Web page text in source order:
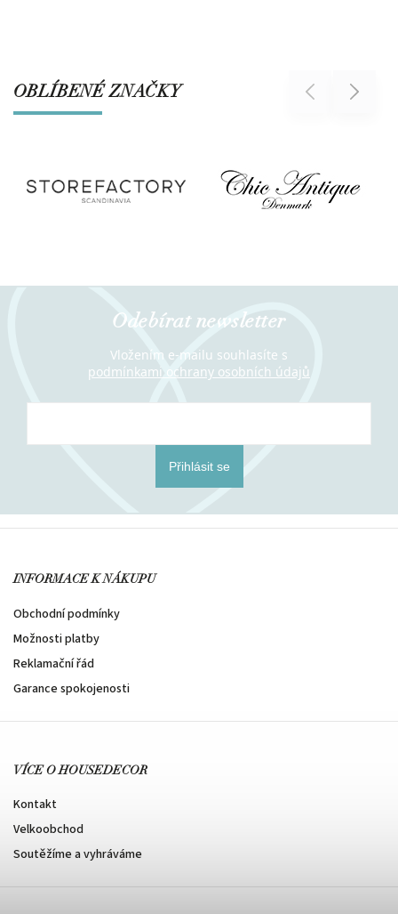
OBLÍBENÉ ZNAČKY Previous Next
Odebírat newsletter
Vložením e-mailu souhlasíte s
podmínkami ochrany osobních údajů
Přihlásit se
INFORMACE K NÁKUPU
Obchodní podmínky
Možnosti platby
Reklamační řád
Garance spokojenosti
VÍCE O HOUSEDECOR
Kontakt
Velkoobchod
Soutěžíme a vyhráváme